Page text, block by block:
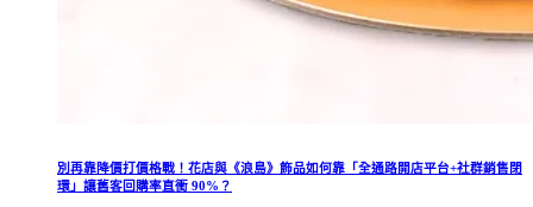
別再靠降價打價格戰！花店與《浪島》飾品如何靠「全通路開店平台+社群銷售閉
環」讓舊客回購率直衝 90%？